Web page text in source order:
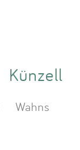
Künzell
Wahns